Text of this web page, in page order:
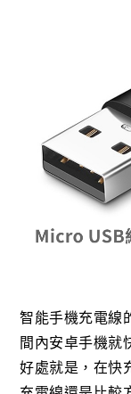
智能手機充電線
間內安卓手機就
好處就是，在快